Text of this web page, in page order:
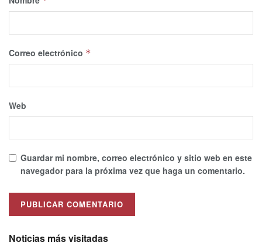
Correo electrónico *
Web
Guardar mi nombre, correo electrónico y sitio web en este
navegador para la próxima vez que haga un comentario.
Alternative:
Noticias más visitadas